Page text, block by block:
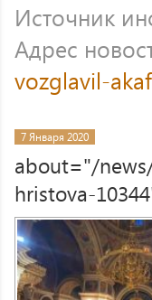
Источник
Адрес
vozglavil-
7 Января 2020
about="/
hristova-